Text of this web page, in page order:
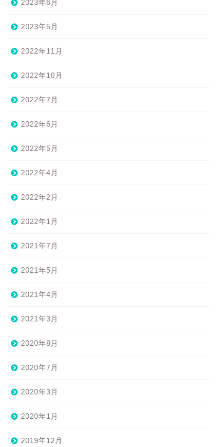
2023年6月
2023年5月
2022年11月
2022年10月
2022年7月
2022年6月
2022年5月
2022年4月
2022年2月
2022年1月
2021年7月
2021年5月
2021年4月
2021年3月
2020年8月
2020年7月
2020年3月
2020年1月
2019年12月